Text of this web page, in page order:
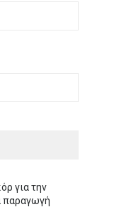
για την
παραγωγή